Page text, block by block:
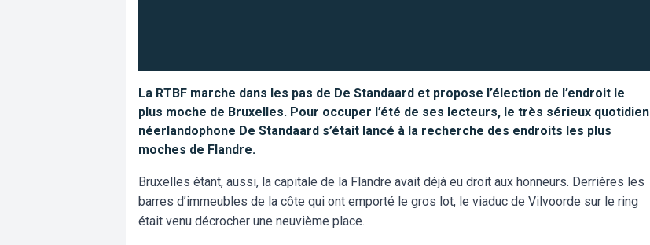
La RTBF marche dans les pas de De Standaard et propose l’élection de l’endroit le
plus moche de Bruxelles. Pour occuper l’été de ses lecteurs, le très sérieux quotidien
néerlandophone De Standaard s’était lancé à la recherche des endroits les plus
moches de Flandre.
Bruxelles étant, aussi, la capitale de la Flandre avait déjà eu droit aux honneurs. Derrières les
barres d’immeubles de la côte qui ont emporté le gros lot, le viaduc de Vilvoorde sur le ring
était venu décrocher une neuvième place.